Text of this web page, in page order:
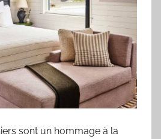
sont un hommage à la